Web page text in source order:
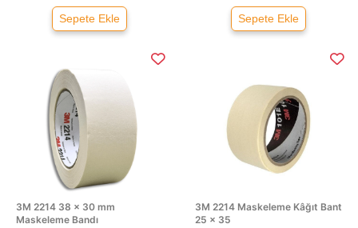
Sepete Ekle Sepete Ekle
3M 2214 38 × 30 mm
Maskeleme Bandı
3M 2214 Maskeleme Kâğıt Bant
25 × 35